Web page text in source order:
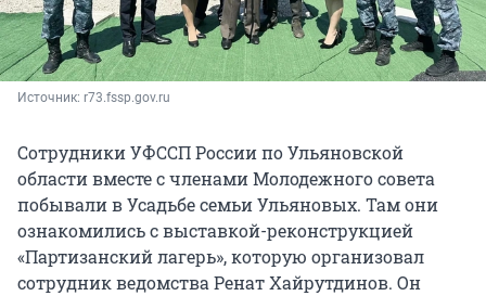
Источник: r73.fssp.gov.ru
Сотрудники УФССП России по Ульяновской
области вместе с членами Молодежного совета
побывали в Усадьбе семьи Ульяновых. Там они
ознакомились с выставкой-реконструкцией
«Партизанский лагерь», которую организовал
сотрудник ведомства Ренат Хайрутдинов. Он